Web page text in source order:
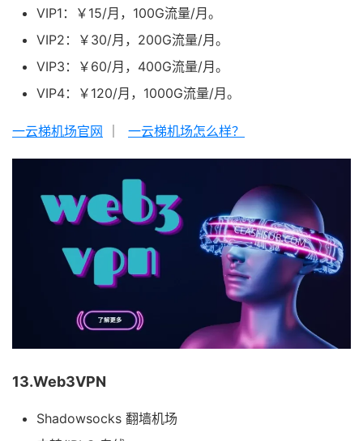
VIP1：￥15/月，100G流量/月。
VIP2：￥30/月，200G流量/月。
VIP3：￥60/月，400G流量/月。
VIP4：￥120/月，1000G流量/月。
一云梯机场官网 一云梯机场怎么样？
13.Web3VPN
Shadowsocks 翻墙机场